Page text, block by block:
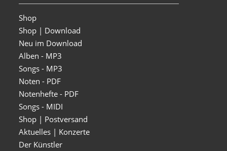
Shop
Shop | Download
Neu im Download
Alben - MP3
Songs - MP3
Noten - PDF
Notenhefte - PDF
Songs - MIDI
Shop | Postversand
Aktuelles | Konzerte
Der Künstler